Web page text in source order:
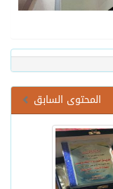
المحتوى السابق